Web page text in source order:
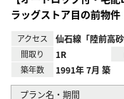
ラッグストア目の前物件
アクセス 仙石線「陸前高砂
間取り 1R
築年数 1991年 7月 築
プラン名・期間